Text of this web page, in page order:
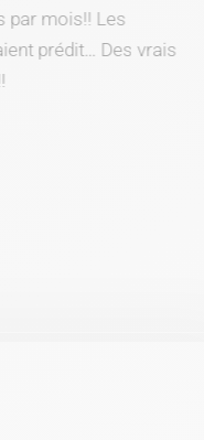
mois!! Les
Des vrais